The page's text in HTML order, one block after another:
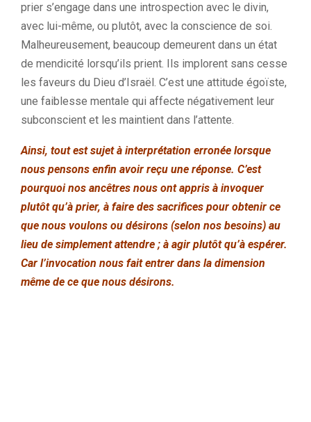
prier s’engage dans une introspection avec le divin,
avec lui-même, ou plutôt, avec la conscience de soi.
Malheureusement, beaucoup demeurent dans un état
de mendicité lorsqu’ils prient. Ils implorent sans cesse
les faveurs du Dieu d’Israël. C’est une attitude égoïste,
une faiblesse mentale qui affecte négativement leur
subconscient et les maintient dans l’attente.
Ainsi, tout est sujet à interprétation erronée lorsque
nous pensons enfin avoir reçu une réponse. C’est
pourquoi nos ancêtres nous ont appris à invoquer
plutôt qu’à prier, à faire des sacrifices pour obtenir ce
que nous voulons ou désirons (selon nos besoins) au
lieu de simplement attendre ; à agir plutôt qu’à espérer.
Car l’invocation nous fait entrer dans la dimension
même de ce que nous désirons.